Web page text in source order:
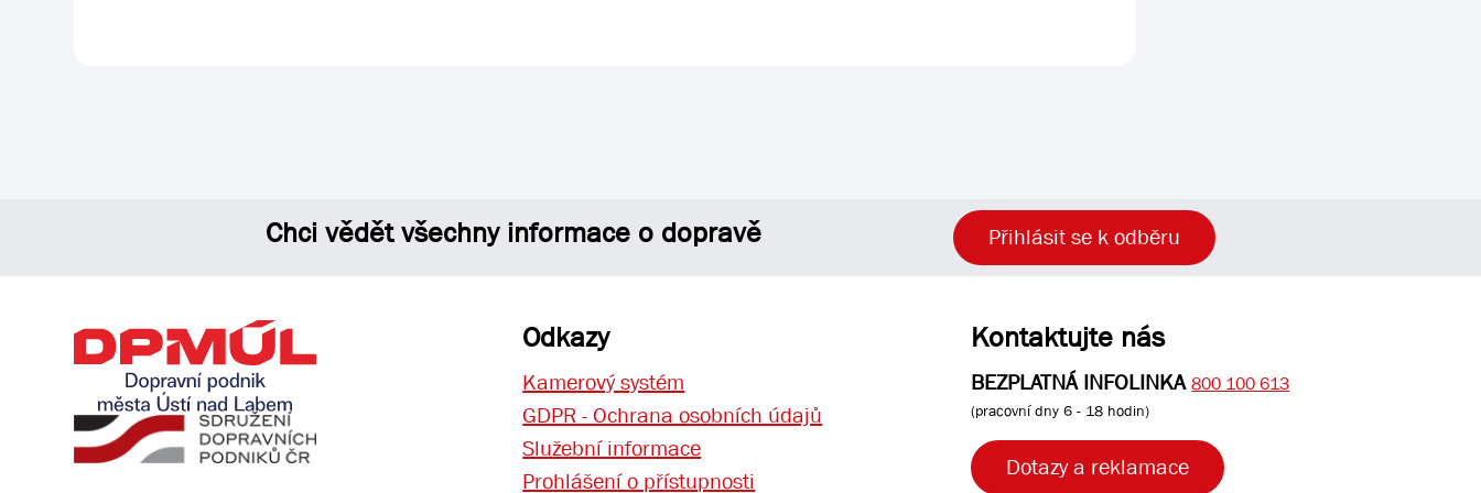
Chci vědět všechny informace o dopravě Přihlásit se k odběru
Odkazy
Kamerový systém
GDPR - Ochrana osobních údajů
Služební informace
Prohlášení o přístupnosti
Kontaktujte nás
BEZPLATNÁ INFOLINKA 800 100 613
(pracovní dny 6 - 18 hodin)
Dotazy a reklamace